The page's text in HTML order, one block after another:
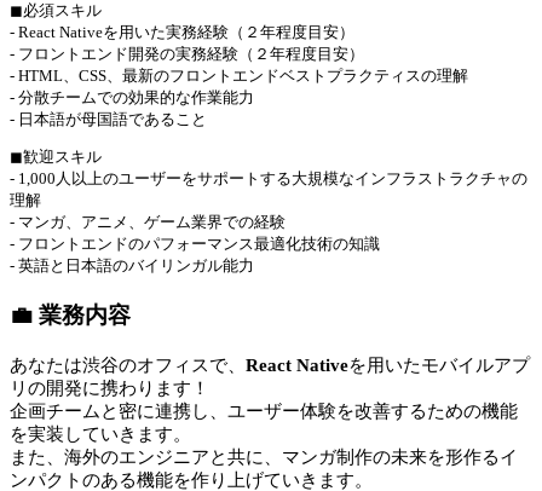
◼︎必須スキル
- React Nativeを用いた実務経験（２年程度目安）
- フロントエンド開発の実務経験（２年程度目安）
- HTML、CSS、最新のフロントエンドベストプラクティスの理解
- 分散チームでの効果的な作業能力
- 日本語が母国語であること
◼︎歓迎スキル
- 1,000人以上のユーザーをサポートする大規模なインフラストラクチャの
理解
- マンガ、アニメ、ゲーム業界での経験
- フロントエンドのパフォーマンス最適化技術の知識
- 英語と日本語のバイリンガル能力
💼 業務内容
あなたは渋谷のオフィスで、 React Nativeを用いたモバイルアプ
リの開発に携わります！
企画チームと密に連携し、ユーザー体験を改善するための機能
を実装していきます。
また、海外のエンジニアと共に、マンガ制作の未来を形作るイ
ンパクトのある機能を作り上げていきます。